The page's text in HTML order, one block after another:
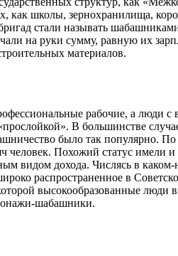
как школы, зернохранилища,
стали называть
на руки сумму, равную их
материалов.
рабочие, а
В большинстве
было так
человек. Похожий статус
видом дохода. Числясь в
распространенное в
высокообразованные
шабашники.